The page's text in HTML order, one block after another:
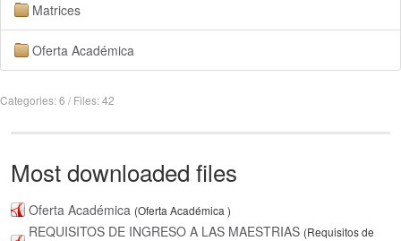
Matrices
Oferta Académica
Categories: 6 / Files: 42
Most downloaded files
Oferta Académica (Oferta Académica )
REQUISITOS DE INGRESO A LAS MAESTRIAS (Requisitos de